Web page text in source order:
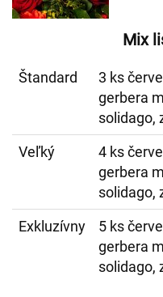
Mix
Štandard
3 ks
gerbera
solidago,
Veľký
4 ks
gerbera
solidago,
Exkluzívny
5 ks
gerbera
solidago,